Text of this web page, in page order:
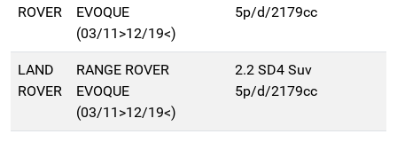
ROVER
EVOQUE
(03/11>12/19<)
5p/d/2179cc
LAND
ROVER
RANGE ROVER
EVOQUE
(03/11>12/19<)
2.2 SD4 Suv
5p/d/2179cc